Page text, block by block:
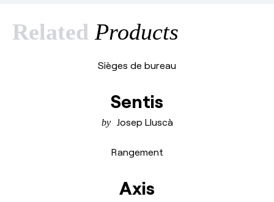
Related Products
Sièges de bureau
Sentis
Josep Lluscà
Rangement
Axis